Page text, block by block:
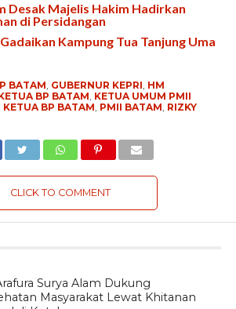
Desak Majelis Hakim Hadirkan
di Persidangan
Kampung Tua Tanjung Uma
BATAM, GUBERNUR KEPRI, HM
BP BATAM, KETUA UMUM PMII
KETUA BP BATAM, PMII BATAM, RIZKY
CLICK TO COMMENT
Surya Alam Dukung
Masyarakat Lewat Khitanan